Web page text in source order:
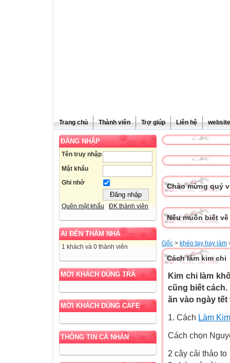
Trang chủ Thành viên Trợ giúp Liên hệ
ĐĂNG NHẬP
Tên truy nhập
Mật khẩu
Ghi nhớ
Quên mật khẩu ĐK thành viên
AI ĐẾN THĂM NHÀ
1 khách và 0 thành viên
MỜI KHÁCH DÙNG TRÀ
MỜI KHÁCH DÙNG CAFE
THÔNG TIN CÁ NHÂN
Chào mừng quý
Nếu muốn biết
Gốc > khéo tay hay làm
Cách làm kim chi
Kim chi làm
cũng biết
ăn vào ngày
1. Cách Làm
Cách chọn
2 cây cải thảo to